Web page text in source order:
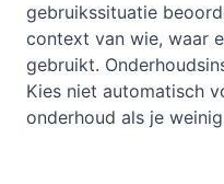
gebruikssituatie
context van wie, waar
gebruikt.
Kies niet automatisch
onderhoud als je